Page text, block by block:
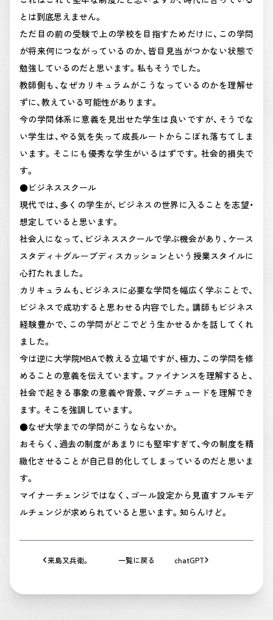
とは到底思えません。
ただ目の前の受験で上の学校を目指すためだけに、この学問
が将来何につながっているのか、皆目見当がつかない状態で
勉強しているのだと思います。私もそうでした。
教師側も、なぜカリキュラムがこうなっているのかを理解せ
ずに、教えている可能性があります。
今の学問体系に意義を見出せた学生は良いですが、そうでな
い学生は、やる気を失って成長ルートからこぼれ落ちてしま
います。そこにも優秀な学生がいるはずです。社会的損失で
す。
●ビジネススクール
現代では、多くの学生が、ビジネスの世界に入ることを志望・
想定していると思います。
社会人になって、ビジネススクールで学ぶ機会があり、ケース
スタディ＋グループディスカッションという授業スタイルに
心打たれました。
カリキュラムも、ビジネスに必要な学問を幅広く学ぶことで、
ビジネスで成功すると思わせる内容でした。講師もビジネス
経験豊かで、この学問がどこでどう生かせるかを話してくれ
ました。
今は逆に大学院MBAで教える立場ですが、極力、この学問を修
めることの意義を伝えています。ファイナンスを理解すると、
社会で起きる事象の意義や背景、マグニチュードを理解でき
ます。そこを強調しています。
●なぜ大学までの学問がこうならないか。
おそらく、過去の制度があまりにも堅牢すぎて、今の制度を精
緻化させることが自己目的化してしまっているのだと思いま
す。
マイナーチェンジではなく、ゴール設定から見直すフルモデ
ルチェンジが求められていると思います。知らんけど。
来島又兵衛。 一覧に戻る chatGPT